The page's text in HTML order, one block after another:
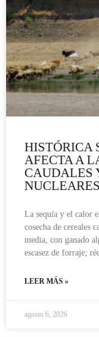
HISTÓRICA
AFECTA A
CAUDALES
NUCLEARES
La sequía y el calor
cosecha de cereales
media, con ganado
escasez de forraje;
LEER MÁS »
agosto 6, 2026